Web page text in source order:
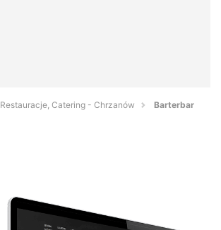
Restauracje, Catering - Chrzanów Barterbar